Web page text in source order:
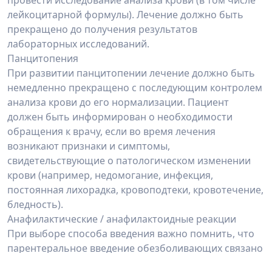
лейкоцитарной формулы). Лечение должно быть
прекращено до получения результатов
лабораторных исследований.
Панцитопения
При развитии панцитопении лечение должно быть
немедленно прекращено с последующим контролем
анализа крови до его нормализации. Пациент
должен быть информирован о необходимости
обращения к врачу, если во время лечения
возникают признаки и симптомы,
свидетельствующие о патологическом изменении
крови (например, недомогание, инфекция,
постоянная лихорадка, кровоподтеки, кровотечение,
бледность).
Анафилактические / анафилактоидные реакции
При выборе способа введения важно помнить, что
парентеральное введение обезболивающих связано